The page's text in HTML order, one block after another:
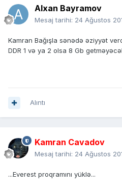
Alxan Bayramov
Mesaj tarihi: 24 Ağustos
Kamran Bağışla sənədə əziyyət
DDR 1 və ya 2 olsa 8 Gb
Alıntı
Kamran Cavadov
Mesaj tarihi: 24 Ağustos
...Everest proqramını yüklə...